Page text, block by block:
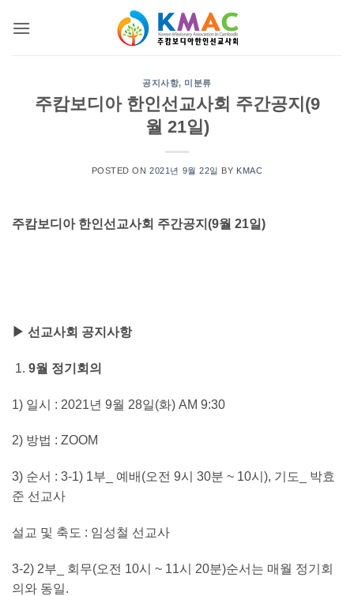
공지사항, 미분류
주캄보디아 한인선교사회 주간공지(9
월 21일)
POSTED ON2021년 9월 22일 BY KMAC
주캄보디아 한인선교사회 주간공지 (9월 21일)
▶ 선교사회 공지사항
9월 정기회의
1) 일시 : 2021년 9월 28일(화) AM 9:30
2) 방법 : ZOOM
3) 순서 : 3-1) 1부_ 예배(오전 9시 30분 ~ 10시), 기도_ 박효
준 선교사
설교 및 축도 : 임성철 선교사
3-2) 2부_ 회무(오전 10시 ~ 11시 20분)순서는 매월 정기회
의와 동일.